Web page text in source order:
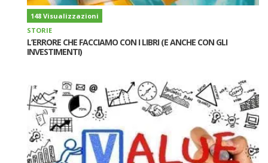
148 Visualizzazioni
STORIE
L’ERRORE CHE FACCIAMO CON I LIBRI (E ANCHE CON GLI
INVESTIMENTI)